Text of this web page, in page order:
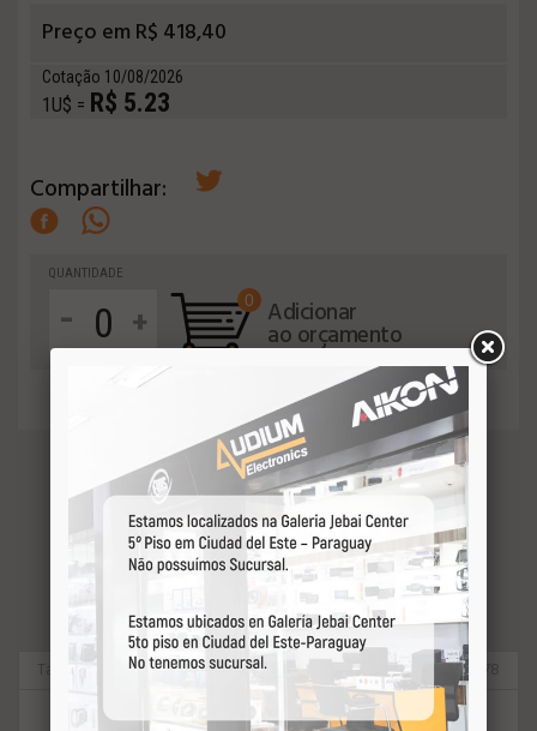
Preço em R$ 418,40
Cotação 10/08/2026
1U$ = R$ 5.23
Compartilhar:
QUANTIDADE
- +
0 Adicionar
ao orçamento
VEJA MAIS
Taramps 70478